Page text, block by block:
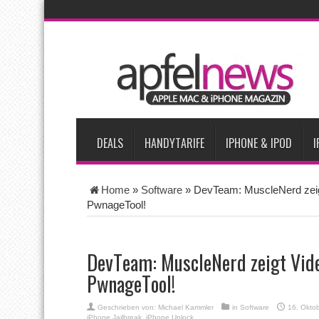
iPhone Ultra lässt Verkauf faltbarer Smartphones 2026 um 20
iPhone 18 Pro: Diese 3 großen Upgrades bringt das Top-Modell
iPhone Air 2 für Anfang 2027 erwartet Apples vermutete
Apple erzielt 49 Prozent des weltweiten Smartphone-
DEALS HANDYTARIFE IPHONE & IPOD
Home » Software » DevTeam: MuscleNerd
PwnageTool!
DevTeam: MuscleNerd zeigt
PwnageTool!
Geschrieben von: Michael Kammler in Software 16.
iPhone Jailbreak iPhone Unlock